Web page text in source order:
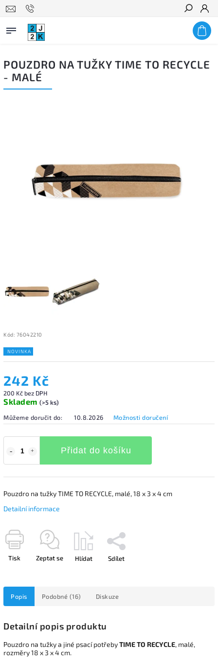
Hledat
POUZDRO NA TUŽKY TIME TO RECYCLE
- MALÉ
Kód: 76042210
NOVINKA
242 Kč
200 Kč bez DPH
Skladem (>5 ks)
Můžeme doručit do:
10.8.2026 Možnosti doručení
Přidat do košíku
Pouzdro na tužky TIME TO RECYCLE, malé, 18 x 3 x 4 cm
Detailní informace
Tisk Zeptat se Hlídat Sdílet
Popis Podobné (16) Diskuze
Detailní popis produktu
Pouzdro na tužky a jiné psací potřebyTIME TO RECYCLE, malé,
rozměry 18 x 3 x 4 cm.